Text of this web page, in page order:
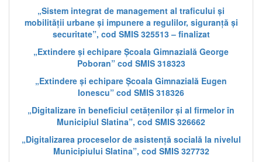
„Sistem integrat de management al traficului și
mobilității urbane și impunere a regulilor, siguranță și
securitate”, cod SMIS 325513 – finalizat
„Extindere și echipare Școala Gimnazială George
Poboran” cod SMIS 318323
„Extindere și echipare Școala Gimnazială Eugen
Ionescu” cod SMIS 318326
„Digitalizare în beneficiul cetățenilor și al firmelor în
Municipiul Slatina”, cod SMIS 326662
„Digitalizarea proceselor de asistență socială la nivelul
Municipiului Slatina”, cod SMIS 327732